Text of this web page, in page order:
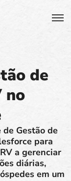
de
no
Gestão de
para
a gerenciar
diárias,
em um